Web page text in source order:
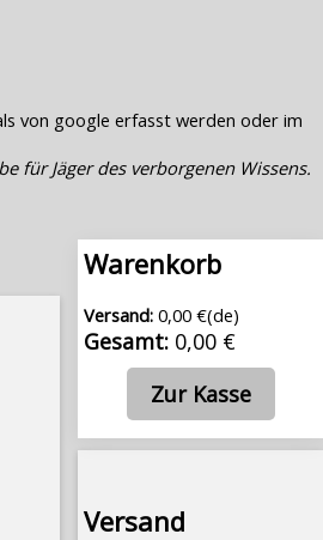
von google erfasst werden oder im
für Jäger des verborgenen Wissens.
Warenkorb
Versand: 0,00 €(de)
Gesamt: 0,00 €
Zur Kasse
Versand